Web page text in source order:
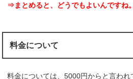
⇒まとめると、どうでもよいんですね
料金について
料金については、5000円からと言わ